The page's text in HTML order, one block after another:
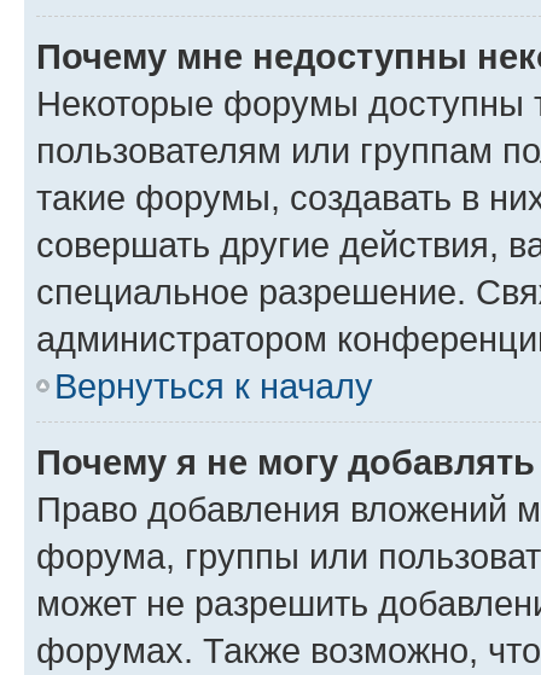
Почему мне недоступны
Некоторые форумы доступны
пользователям или группам
такие форумы, создавать в
совершать другие действия,
специальное разрешение.
администратором
Вернуться к началу
Почему я не могу
Право добавления вложений
форума, группы или
может не разрешить
форумах. Также возможно,